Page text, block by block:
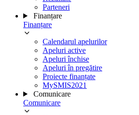
Parteneri
Finanțare
Finanțare
Calendarul apelurilor
Apeluri active
Apeluri închise
Apeluri în pregătire
Proiecte finanțate
MySMIS2021
Comunicare
Comunicare